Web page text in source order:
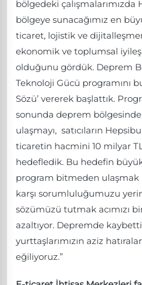
bölgedeki çalışmalarımızda
bölgeye sunacağımız en
ticaret, lojistik ve
ekonomik ve toplumsal
olduğunu gördük. Deprem
Teknoloji Gücü programını
Sözü’ vererek başlattık.
sonunda deprem
ulaşmayı, satıcıların
ticaretin hacmini 10 milyar
hedefledik. Bu hedefin
program bitmeden ulaşmak
karşı sorumluluğumuzu
sözümüzü tutmak acımızı
azaltıyor. Depremde
yurttaşlarımızın aziz
eğiliyoruz.”